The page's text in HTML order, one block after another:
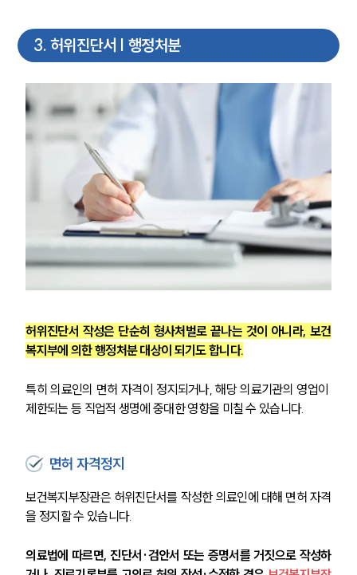
3. 허위진단서 | 행정처분
허위진단서 작성은 단순히 형사처벌로 끝나는 것이 아니라, 보건
복지부에 의한 행정처분 대상이 되기도 합니다.
특히 의료인의 면허 자격이 정지되거나, 해당 의료기관의 영업이
제한되는 등 직업적 생명에 중대한 영향을 미칠 수 있습니다.
면허 자격정지
보건복지부장관은 허위진단서를 작성한 의료인에 대해 면허 자격
을 정지할 수 있습니다.
의료법에 따르면, 진단서·검안서 또는 증명서를 거짓으로 작성하